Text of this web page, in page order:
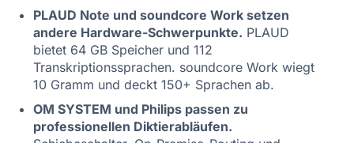
PLAUD Note und soundcore Work setzen
andere Hardware-Schwerpunkte. PLAUD
bietet 64 GB Speicher und 112
Transkriptionssprachen. soundcore Work wiegt
10 Gramm und deckt 150+ Sprachen ab.
OM SYSTEM und Philips passen zu
professionellen Diktierabläufen.